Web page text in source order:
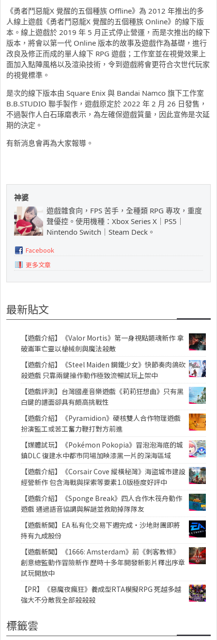
《勇者鬥惡龍X 覺醒的五個種族 Offline》為 2012 年推出的多
人線上遊戲《勇者鬥惡龍X 覺醒的五個種族 Online》的線下版
本。線上遊戲於 2019 年 5 月正式停止營運，而是次推出的線下
版本，將會以第一代 Online 版本的故事及遊戲作為基礎，進行
改良及修正而成的單人線下 RPG 遊戲；工作室並在視覺效果上
面加入點陣風格以及渲染技術，令到遊戲將會更符合次世代玩家
的視覺標準。
是次的線下版本由 Square Enix 與 Bandai Namco 旗下工作室
B.B.STUDIO 聯手製作，遊戲原定於 2022 年 2 月 26 日發售，
不過製作人白石琢磨表示，為左確保遊戲質量，因此宣佈是次延
期的決定。
有新消息會再為大家報導。
神婆
遊戲雜食向，FPS 苦手，全種類 RPG 專攻，重度
聲優控。使用機種：Xbox Series X｜PS5｜
Nintendo Switch｜Steam Deck。
Facebook
更多文章
最新貼文
【遊戲介紹】《Valor Mortis》第一身視點類魂新作 拿
破崙軍亡靈以槍械劍與魔法殺敵
【遊戲介紹】《Steel Maiden 鋼鐵少女》快節奏肉鴿砍
殺遊戲 只靠兩鍵操作動作極致流暢試玩上架中
【遊戲評測】台灣國產音樂遊戲《莉莉狂想曲》只有黑
白鍵的譜面卻具有頗高挑戰性
【遊戲介紹】《Pyramidion》硬核雙人合作物理遊戲
扮演監工或苦工奮力鞭打對方前進
【媒體試玩】《Pokémon Pokopia》冒泡泡海底的城
鎮DLC 復建水中都市同場加映漆黑一片的深海區域
【遊戲介紹】《Corsair Cove 縱橫秘灣》海盜城市建設
經營新作 包含海戰與探索等要素1.0版極度好評中
【遊戲介紹】《Sponge Break》四人合作木筏舟動作
遊戲 通過語音協調與解謎並救助掉隊隊友
【遊戲新聞】EA 私有化交易下週完成・沙地財團即將
持有九成股份
【遊戲新聞】《1666: Amsterdam》前《刺客教條》
創意總監動作冒險新作 歷時十多年開發新影片釋出序章
試玩開放中
【PR】《惡魔夜瘋狂》養成型RTA模擬RPG 死越多越
強大不分敵我全部殺殺殺
標籤雲